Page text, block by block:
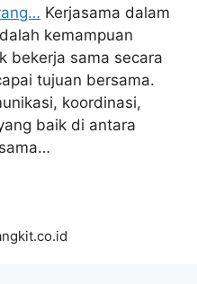
Kerjasama dalam
kemampuan
bekerja sama secara
tujuan bersama.
koordinasi,
baik di antara